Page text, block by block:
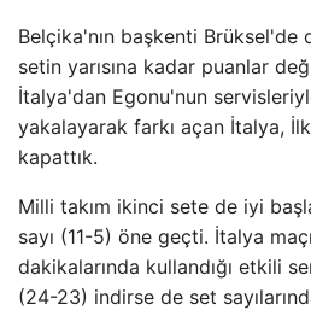
Belçika'nın başkenti Brüksel'de
setin yarısına kadar puanlar
İtalya'dan Egonu'nun
yakalayarak farkı açan İtalya,
kapattık.
Milli takım ikinci sete de iyi
sayı (11-5) öne geçti. İtalya
dakikalarında kullandığı etkili
(24-23) indirse de set